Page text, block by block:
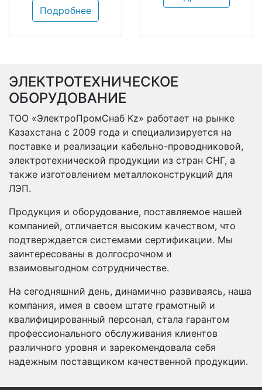
Подробнее
ЭЛЕКТРОТЕХНИЧЕСКОЕ
ОБОРУДОВАНИЕ
ТОО «ЭлектроПромСнаб Kz» работает на рынке
Казахстана с 2009 года и специализируется на
поставке и реализации кабельно-проводниковой,
электротехнической продукции из стран СНГ, а
также изготовлением металлоконструкций для
ЛЭП.
Продукция и оборудование, поставляемое нашей
компанией, отличается высоким качеством, что
подтверждается системами сертификации. Мы
заинтересованы в долгосрочном и
взаимовыгодном сотрудничестве.
На сегодняшний день, динамично развиваясь, наша
компания, имея в своем штате грамотный и
квалифицированный персонал, стала гарантом
профессионального обслуживания клиентов
различного уровня и зарекомендовала себя
надежным поставщиком качественной продукции.